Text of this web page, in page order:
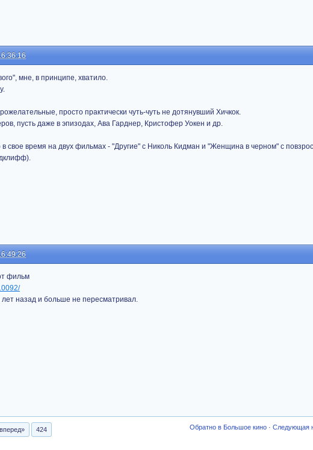
мне, в принципе, хватило.
просто практически чуть-чуть не дотянувший Хичкок.
пусть даже в эпизодах, Ава Гарднер, Кристофер Уокен и др.
свое время на двух фильмах - "Другие" с Николь Кидман и "Женщина в черном" с
фильм
назад и больше не пересматривал.
вперед» 424 Обратно в Большое кино · Следующая